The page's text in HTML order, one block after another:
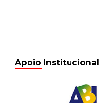
Apoio Institucional